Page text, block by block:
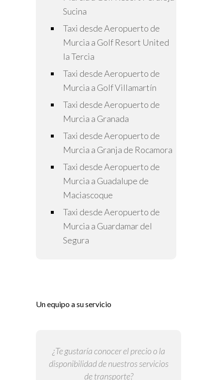
Sucina
Taxi desde Aeropuerto de
Murcia a Golf Resort United
la Tercia
Taxi desde Aeropuerto de
Murcia a Golf Villamartín
Taxi desde Aeropuerto de
Murcia a Granada
Taxi desde Aeropuerto de
Murcia a Granja de Rocamora
Taxi desde Aeropuerto de
Murcia a Guadalupe de
Maciascoque
Taxi desde Aeropuerto de
Murcia a Guardamar del
Segura
Un equipo a su servicio
¿Te gustaría conocer el precio o la
disponibilidad de nuestros servicios
de transporte?